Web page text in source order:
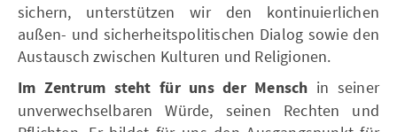
sichern, unterstützen wir den kontinuierlichen
außen- und sicherheitspolitischen Dialog sowie den
Austausch zwischen Kulturen und Religionen.
Im Zentrum steht für uns der Mensch in seiner
unverwechselbaren Würde, seinen Rechten und